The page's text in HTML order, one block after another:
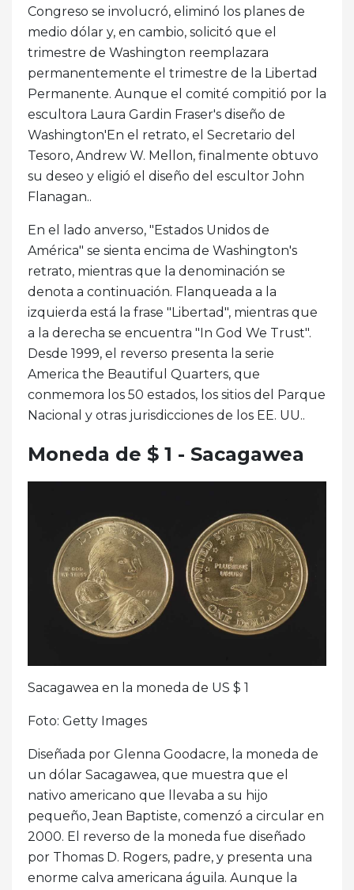
Congreso se involucró, eliminó los planes de
medio dólar y, en cambio, solicitó que el
trimestre de Washington reemplazara
permanentemente el trimestre de la Libertad
Permanente. Aunque el comité compitió por la
escultora Laura Gardin Fraser's diseño de
Washington'En el retrato, el Secretario del
Tesoro, Andrew W. Mellon, finalmente obtuvo
su deseo y eligió el diseño del escultor John
Flanagan..
En el lado anverso, "Estados Unidos de
América" ​​se sienta encima de Washington's
retrato, mientras que la denominación se
denota a continuación. Flanqueada a la
izquierda está la frase "Libertad", mientras que
a la derecha se encuentra "In God We Trust".
Desde 1999, el reverso presenta la serie
America the Beautiful Quarters, que
conmemora los 50 estados, los sitios del Parque
Nacional y otras jurisdicciones de los EE. UU..
Moneda de $ 1 - Sacagawea
Sacagawea en la moneda de US $ 1
Foto: Getty Images
Diseñada por Glenna Goodacre, la moneda de
un dólar Sacagawea, que muestra que el
nativo americano que llevaba a su hijo
pequeño, Jean Baptiste, comenzó a circular en
2000. El reverso de la moneda fue diseñado
por Thomas D. Rogers, padre, y presenta una
enorme calva americana águila. Aunque la